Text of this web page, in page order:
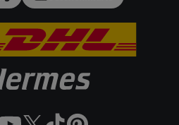
Raten à 17.68 €, eff.
ist Lidl
Co. KG, Bonfelder Straße 2,
Coupon:
nur für Lidl Plus Nutzer bei
App vorgegebenen